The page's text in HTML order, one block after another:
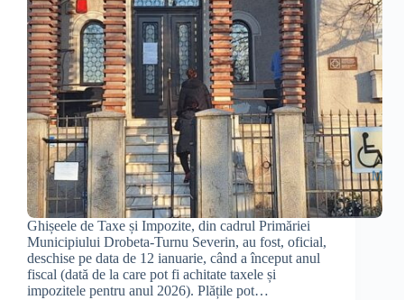
Ghișeele de Taxe și Impozite, din cadrul Primăriei
Municipiului Drobeta-Turnu Severin, au fost, oficial,
deschise pe data de 12 ianuarie, când a început anul
fiscal (dată de la care pot fi achitate taxele și
impozitele pentru anul 2026). Plățile pot…